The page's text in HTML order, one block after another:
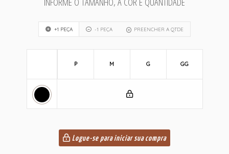
+1 PEÇA -1 PEÇA PREENCHER A QTDE
P M G GG
Logue-se para iniciar sua compra